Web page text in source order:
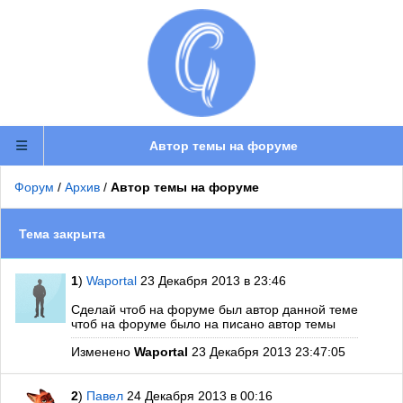
Автор темы на форуме
Форум / Архив / Автор темы на форуме
Тема закрыта
1) Waportal 23 Декабря 2013 в 23:46
Сделай чтоб на форуме был автор данной теме
чтоб на форуме было на писано автор темы
Изменено Waportal 23 Декабря 2013 23:47:05
2) Павел 24 Декабря 2013 в 00:16